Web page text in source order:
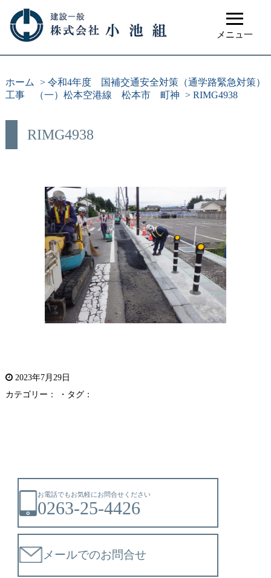
≡
メニュ一
ホーム > 令和4年度 国補交通安全対策（通学路緊急対策）
工事 （一）松本空港線 松本市 町神 > RIMG4938
RIMG4938
2023年7月29日
カテゴリー： ・タグ：
お電話でもお気軽にお問合せください
0263-25-4426
メールでのお問合せ